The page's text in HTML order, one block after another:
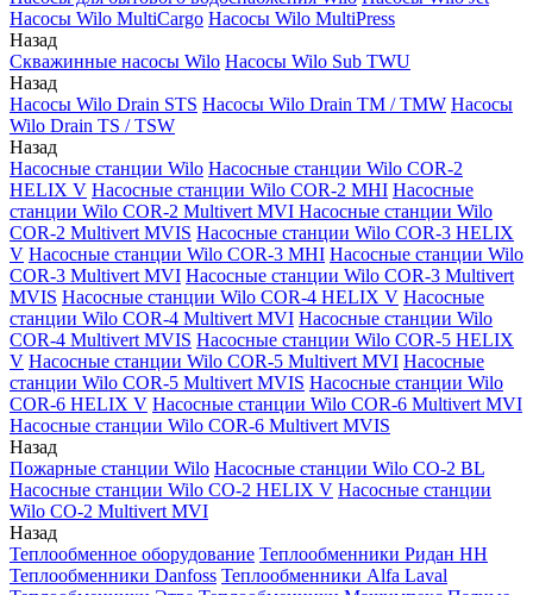
Насосы Wilo MultiCargo Насосы Wilo MultiPress
Назад
Скважинные насосы Wilo Насосы Wilo Sub TWU
Назад
Насосы Wilo Drain STS Насосы Wilo Drain TM / TMW Насосы
Wilo Drain TS / TSW
Назад
Насосные станции Wilo Насосные станции Wilo COR-2
HELIX V Насосные станции Wilo COR-2 MHI Насосные
станции Wilo COR-2 Multivert MVI Насосные станции Wilo
COR-2 Multivert MVIS Насосные станции Wilo COR-3 HELIX
V Насосные станции Wilo COR-3 MHI Насосные станции Wilo
COR-3 Multivert MVI Насосные станции Wilo COR-3 Multivert
MVIS Насосные станции Wilo COR-4 HELIX V Насосные
станции Wilo COR-4 Multivert MVI Насосные станции Wilo
COR-4 Multivert MVIS Насосные станции Wilo COR-5 HELIX
V Насосные станции Wilo COR-5 Multivert MVI Насосные
станции Wilo COR-5 Multivert MVIS Насосные станции Wilo
COR-6 HELIX V Насосные станции Wilo COR-6 Multivert MVI
Насосные станции Wilo COR-6 Multivert MVIS
Назад
Пожарные станции Wilo Насосные станции Wilo CO-2 BL
Насосные станции Wilo CO-2 HELIX V Насосные станции
Wilo CO-2 Multivert MVI
Назад
Теплообменное оборудование Теплообменники Ридан НН
Теплообменники Danfoss Теплообменники Alfa Laval